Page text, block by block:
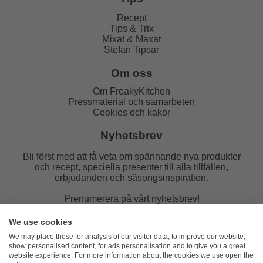
Recept
Tips & Trix
Mixat & Maxat
Stefan Tipsar
Om oss
Om FreakyKitchen
Pressmaterial och samarbeten
Cookies och kakor
Nyhetsbrev
Bli först med att få veta om spännande nya produkter
och recept, speciella presenter till alla tillfällen,
erbjudanden och säsongsinspiration.
Prenumerera på vårt nyhetsbrev!
E-post:
We use cookies
We may place these for analysis of our visitor data, to improve our website,
show personalised content, for ads personalisation and to give you a great
website experience. For more information about the cookies we use open the